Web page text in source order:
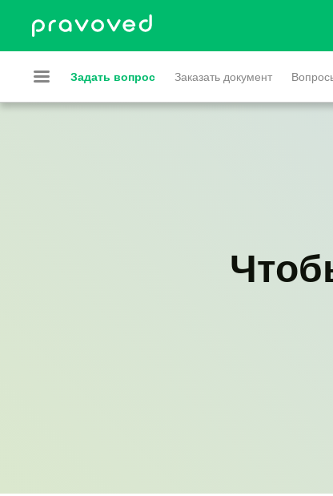
Задать вопрос Заказать документ